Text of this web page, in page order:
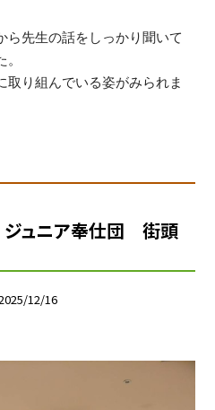
ら先生の話をしっかり聞いて
取り組んでいる姿がみられま
ジュニア奉仕団 街頭
12/16